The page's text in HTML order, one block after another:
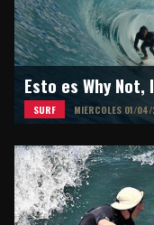
Esto es Why
SURF MIERCOLES 01/